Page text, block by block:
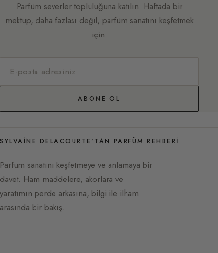
Parfüm severler topluluğuna katılın. Haftada bir
mektup, daha fazlası değil, parfüm sanatını keşfetmek
için.
ABONE OL
SYLVAINE DELACOURTE'TAN PARFÜM REHBERI
Parfüm sanatını keşfetmeye ve anlamaya bir
davet. Ham maddelere, akorlara ve
yaratımın perde arkasına, bilgi ile ilham
arasında bir bakış.